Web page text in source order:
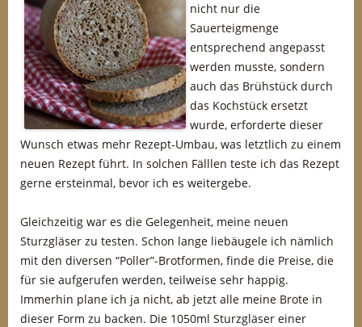
nicht nur die
Sauerteigmenge
entsprechend angepasst
werden musste, sondern
auch das Brühstück durch
das Kochstück ersetzt
wurde, erforderte dieser
Wunsch etwas mehr Rezept-Umbau, was letztlich zu einem
neuen Rezept führt. In solchen Fälllen teste ich das Rezept
gerne ersteinmal, bevor ich es weitergebe.
Gleichzeitig war es die Gelegenheit, meine neuen
Sturzgläser zu testen. Schon lange liebäugele ich nämlich
mit den diversen “Poller”-Brotformen, finde die Preise, die
für sie aufgerufen werden, teilweise sehr happig.
Immerhin plane ich ja nicht, ab jetzt alle meine Brote in
dieser Form zu backen. Die 1050ml Sturzgläser einer